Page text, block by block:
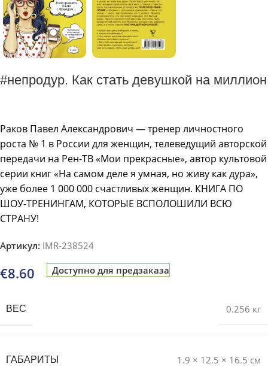
#непродур. Как стать девушкой на миллион
Раков Павел Александрович — тренер личностного
роста № 1 в России для женщин, телеведущий авторской
передачи на Рен-ТВ «Мои прекрасные», автор культовой
серии книг «На самом деле я умная, но живу как дура»,
уже более 1 000 000 счастливых женщин. КНИГА ПО
ШОУ-ТРЕНИНГАМ, КОТОРЫЕ ВСПОЛОШИЛИ ВСЮ
СТРАНУ!
Артикул: IMR-238524
€8.60 Доступно для предзаказа
ВЕС 0.256 кг
ГАБАРИТЫ 1.9 × 12.5 × 16.5 см